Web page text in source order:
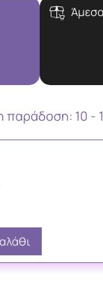
παράδoση: 10 -